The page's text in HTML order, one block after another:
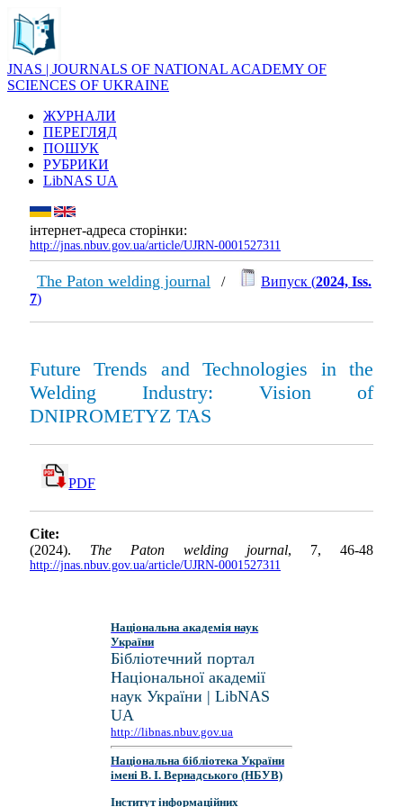
JNAS | JOURNALS OF NATIONAL ACADEMY OF
SCIENCES OF UKRAINE
ЖУРНАЛИ
ПЕРЕГЛЯД
ПОШУК
РУБРИКИ
LibNAS UA
інтернет-адреса сторінки:
http://jnas.nbuv.gov.ua/article/UJRN-0001527311
The Paton welding journal / Випуск (2024, Iss.
7)
Future Trends and Technologies in the
Welding Industry: Vision of
DNIPROMETYZ TAS
PDF
Cite:
(2024). The Paton welding journal, 7, 46-48
http://jnas.nbuv.gov.ua/article/UJRN-0001527311
Національна академія наук
України
Бібліотечний портал
Національної академії
наук України | LibNAS
UA
http://libnas.nbuv.gov.ua
Національна бібліотека України
імені В. І. Вернадського (НБУВ)
Інститут інформаційних